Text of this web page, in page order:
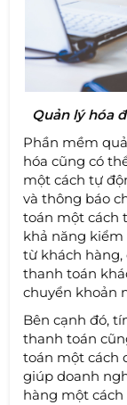
Quản lý hóa
Phần mềm
hóa cũng có
một cách tự
và thông báo
toán một cách
khả năng
từ khách
thanh toán
chuyển khoản
Bên cạnh đó,
thanh toán
toán một cách
giúp doanh
hàng một cách